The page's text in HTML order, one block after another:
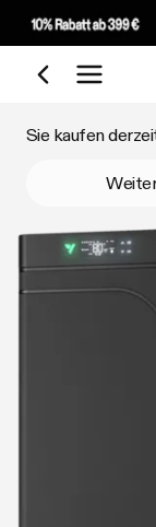
Nach
Sie kaufen